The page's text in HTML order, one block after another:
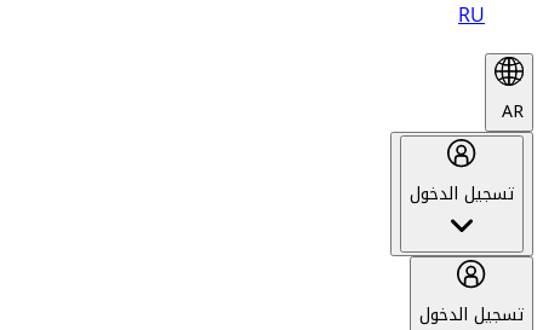
RU
AR
تسجيل الدخول
تسجيل الدخول